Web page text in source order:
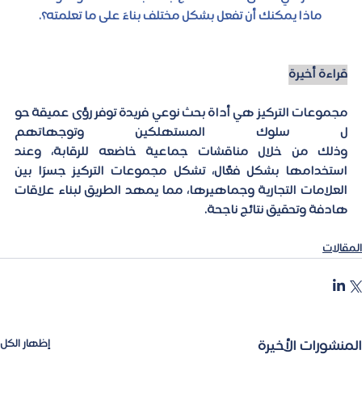
ماذا يمكنك أن تفعل بشكل مختلف بناءً على ما تعلمته؟.
قراءة أخيرة
مجموعات التركيز هي أداة بحث نوعي فريدة توفر رؤى عميقة حو
هادفة وتحقيق نتائج ناجحة.
المقالات
المنشورات الأخيرة إظهار الكل